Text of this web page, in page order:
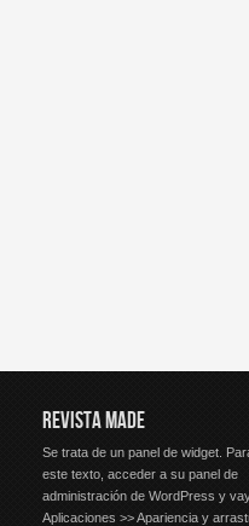
REVISTA MADE
Se trata de un panel de widget.
este texto, acceder a su panel de
administración de WordPress y
Aplicaciones >> Apariencia y